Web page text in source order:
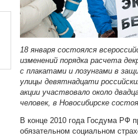
18 января состоялся
изменений порядка расчета
с плакатами и лозунгами в
улицы девятнадцати
акции участвовало около
человек, в Новосибирске
В конце 2010 года Госдума РФ
обязательном социальном